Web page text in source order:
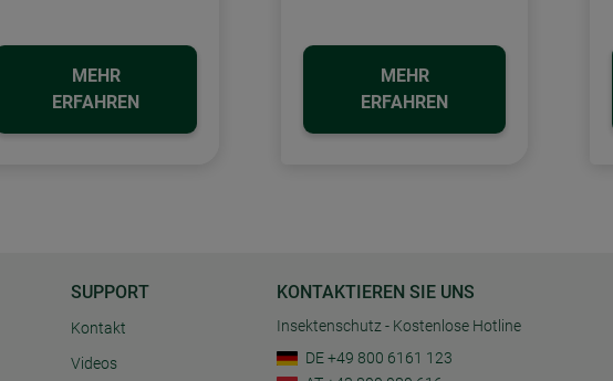
MEHR
ERFAHREN
MEHR
ERFAHREN
SUPPORT
Kontakt
Videos
KONTAKTIEREN SIE UNS
Insektenschutz - Kostenlose Hotline
DE +49 800 6161 123